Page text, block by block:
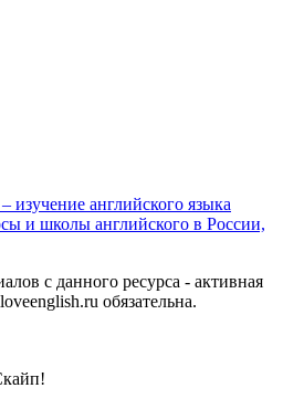
изучение английского языка
и школы английского в России,
с данного ресурса - активная
обязательна.